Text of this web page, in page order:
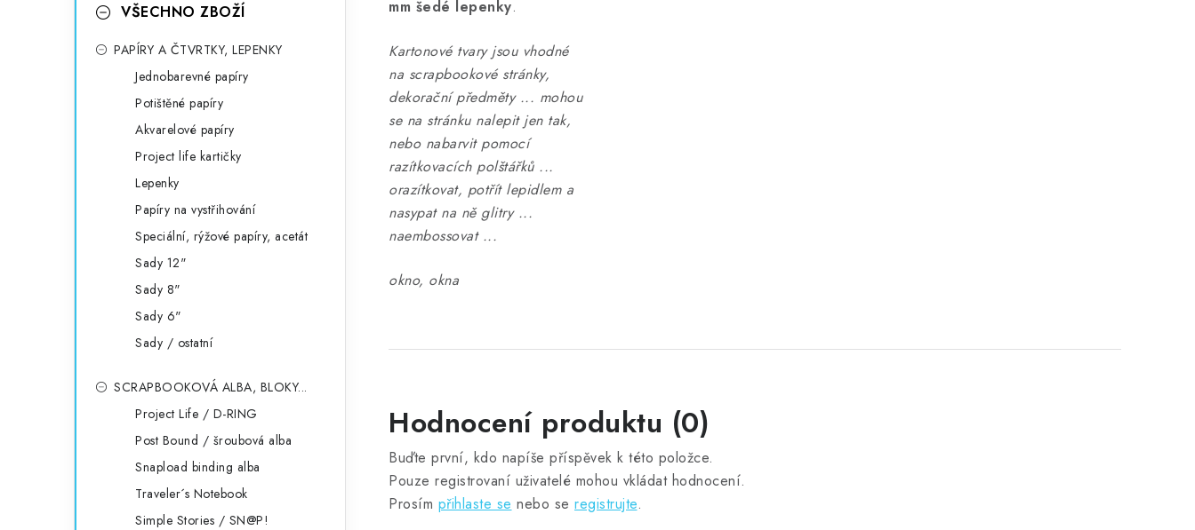
VŠECHNO ZBOŽÍ
PAPÍRY A ČTVRTKY, LEPENKY
Jednobarevné papíry
Potištěné papíry
Akvarelové papíry
Project life kartičky
Lepenky
Papíry na vystřihování
Speciální, rýžové papíry, acetát
Sady 12"
Sady 8"
Sady 6"
Sady / ostatní
SCRAPBOOKOVÁ ALBA, BLOKY...
Project Life / D-RING
Post Bound / šroubová alba
Snapload binding alba
Traveler´s Notebook
Simple Stories / SN@P!
mm šedé lepenky.
Kartonové tvary jsou vhodné
na scrapbookové stránky,
dekorační předměty ... mohou
se na stránku nalepit jen tak,
nebo nabarvit pomocí
razítkovacích polštářků ...
orazítkovat, potřít lepidlem a
nasypat na ně glitry ...
naembossovat ...
okno, okna
Hodnocení produktu (0)
Buďte první, kdo napíše příspěvek k této položce.
Pouze registrovaní uživatelé mohou vkládat hodnocení.
Prosím přihlaste se nebo se registrujte.